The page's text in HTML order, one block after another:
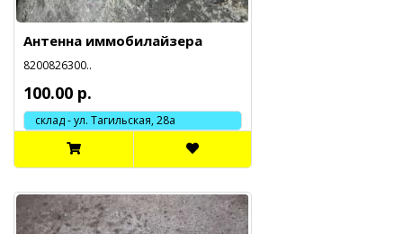
Антенна иммобилайзера
8200826300..
100.00 р.
склад - ул. Тагильская, 28а